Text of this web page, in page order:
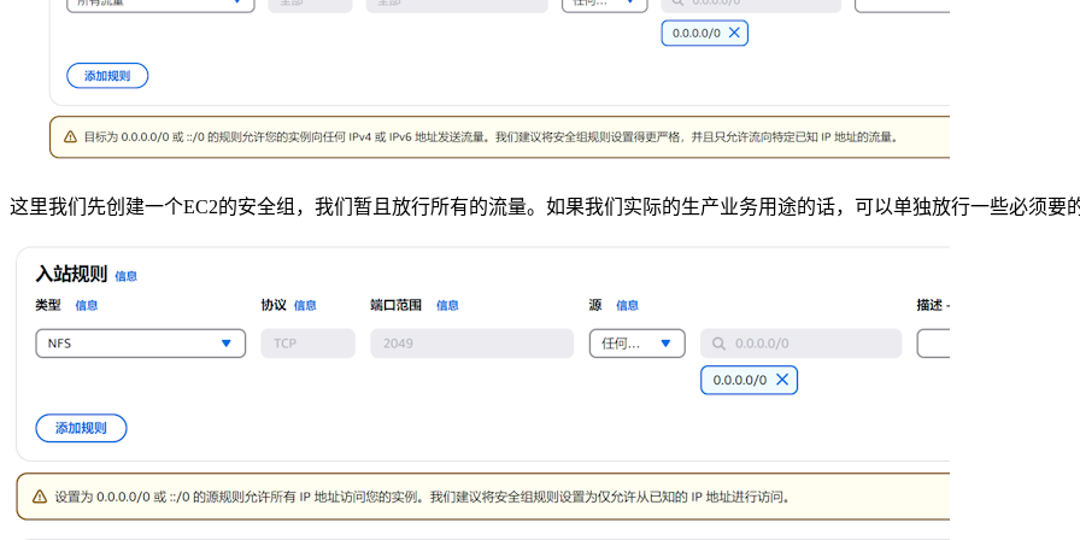
这里我们先创建一个EC2的安全组，我们暂且放行所有的流量。如果我们实际的生产业务用途的话，可以单独放行一些必须要